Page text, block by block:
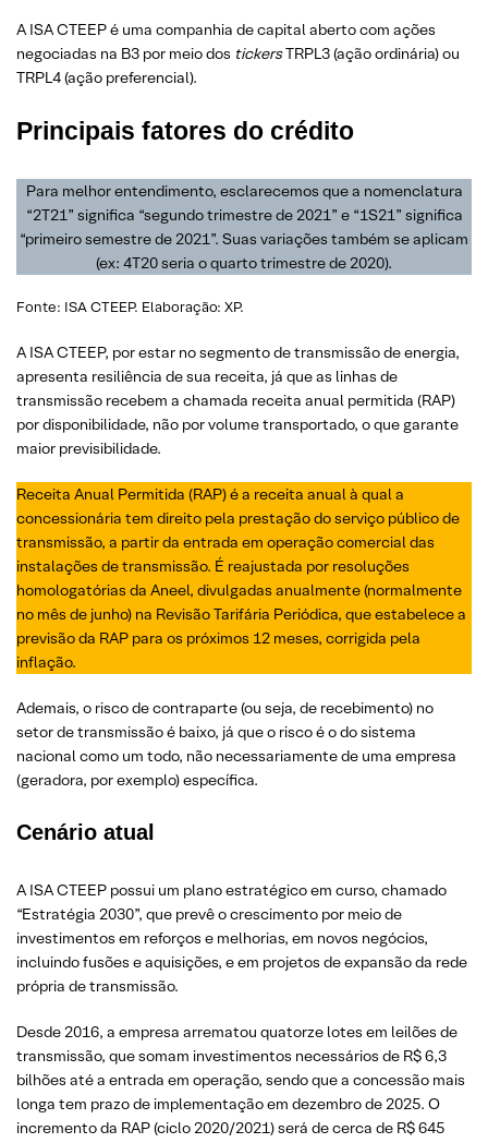
A ISA CTEEP é uma companhia de capital aberto com ações
negociadas na B3 por meio dos tickersTRPL3 (ação ordinária) ou
TRPL4 (ação preferencial).
Principais fatores do crédito
Para melhor entendimento, esclarecemos que a nomenclatura
“2T21” significa “segundo trimestre de 2021” e “1S21” significa
“primeiro semestre de 2021”. Suas variações também se aplicam
(ex: 4T20 seria o quarto trimestre de 2020).
Fonte: ISA CTEEP. Elaboração: XP.
A ISA CTEEP, por estar no segmento de transmissão de energia,
apresenta resiliência de sua receita, já que as linhas de
transmissão recebem a chamada receita anual permitida (RAP)
por disponibilidade, não por volume transportado, o que garante
maior previsibilidade.
Receita Anual Permitida (RAP) é a receita anual à qual a
concessionária tem direito pela prestação do serviço público de
transmissão, a partir da entrada em operação comercial das
instalações de transmissão. É reajustada por resoluções
homologatórias da Aneel, divulgadas anualmente (normalmente
no mês de junho) na Revisão Tarifária Periódica, que estabelece a
previsão da RAP para os próximos 12 meses, corrigida pela
inflação.
Ademais, o risco de contraparte (ou seja, de recebimento) no
setor de transmissão é baixo, já que o risco é o do sistema
nacional como um todo, não necessariamente de uma empresa
(geradora, por exemplo) específica.
Cenário atual
A ISA CTEEP possui um plano estratégico em curso, chamado
“Estratégia 2030”, que prevê o crescimento por meio de
investimentos em reforços e melhorias, em novos negócios,
incluindo fusões e aquisições, e em projetos de expansão da rede
própria de transmissão.
Desde 2016, a empresa arrematou quatorze lotes em leilões de
transmissão, que somam investimentos necessários de R$ 6,3
bilhões até a entrada em operação, sendo que a concessão mais
longa tem prazo de implementação em dezembro de 2025. O
incremento da RAP (ciclo 2020/2021) será de cerca de R$ 645